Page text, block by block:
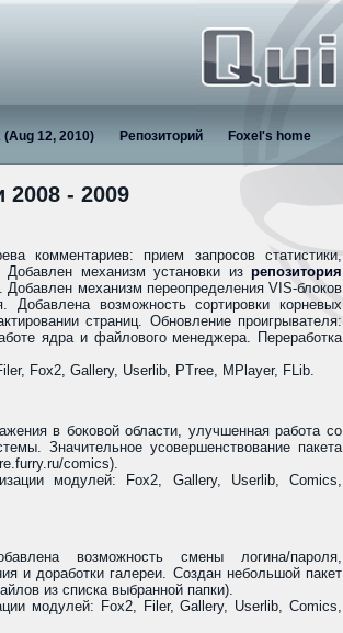
(Aug 12, 2010) Репозиторий Foxel's home
2008 - 2009
комментариев: прием запросов статистики,
Добавлен механизм установки из репозитория
механизм переопределения VIS-блоков
возможность сортировки корневых
страниц. Обновление проигрывателя:
ядра и файлового менеджера. Переработка
Fox2, Gallery, Userlib, PTree, MPlayer, FLib.
в боковой области, улучшенная работа со
Значительное усовершенствование пакета
comics).
модулей: Fox2, Gallery, Userlib, Comics,
возможность смены логина/пароля,
и доработки галереи. Создан небольшой пакет
из списка выбранной папки).
модулей: Fox2, Filer, Gallery, Userlib, Comics,